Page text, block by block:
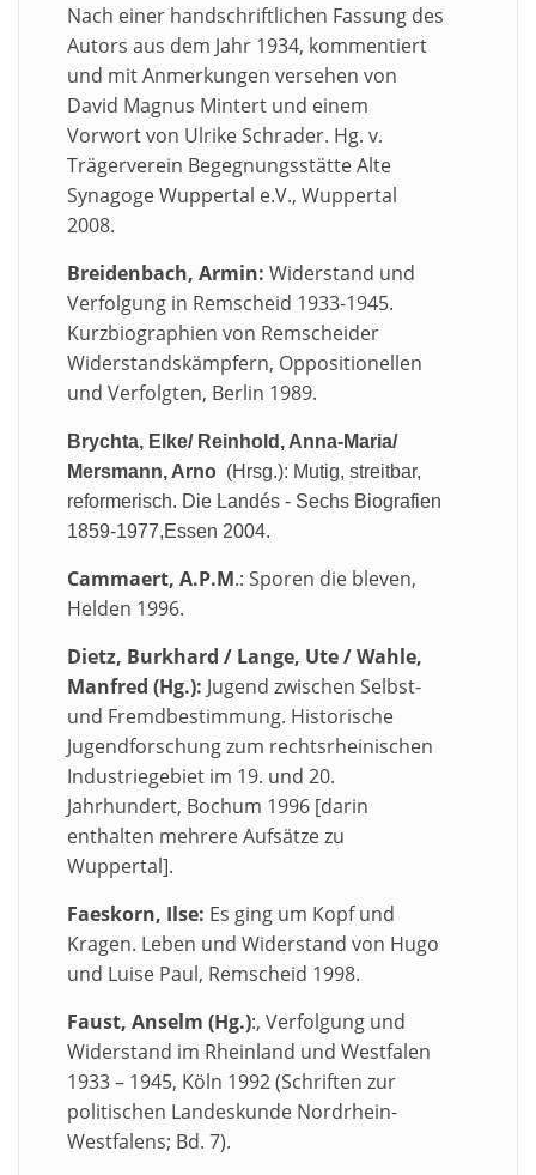
Nach einer handschriftlichen Fassung des
Autors aus dem Jahr 1934, kommentiert
und mit Anmerkungen versehen von
David Magnus Mintert und einem
Vorwort von Ulrike Schrader. Hg. v.
Trägerverein Begegnungsstätte Alte
Synagoge Wuppertal e.V., Wuppertal
2008.
Breidenbach, Armin: Widerstand und
Verfolgung in Remscheid 1933-1945.
Kurzbiographien von Remscheider
Widerstandskämpfern, Oppositionellen
und Verfolgten, Berlin 1989.
Brychta, Elke/ Reinhold, Anna-Maria/
Mersmann, Arno (Hrsg.): Mutig, streitbar,
reformerisch. Die Landés - Sechs Biografien
1859-1977,Essen 2004.
Cammaert, A.P.M.: Sporen die bleven,
Helden 1996.
Dietz, Burkhard / Lange, Ute / Wahle,
Manfred (Hg.): Jugend zwischen Selbst-
und Fremdbestimmung. Historische
Jugendforschung zum rechtsrheinischen
Industriegebiet im 19. und 20.
Jahrhundert, Bochum 1996 [darin
enthalten mehrere Aufsätze zu
Wuppertal].
Faeskorn, Ilse: Es ging um Kopf und
Kragen. Leben und Widerstand von Hugo
und Luise Paul, Remscheid 1998.
Faust, Anselm (Hg.):, Verfolgung und
Widerstand im Rheinland und Westfalen
1933 – 1945, Köln 1992 (Schriften zur
politischen Landeskunde Nordrhein-
Westfalens; Bd. 7).